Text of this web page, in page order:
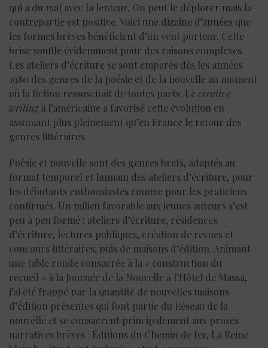
qui a du mal avec la lenteur. On peut le déplorer mais la
contrepartie est positive. Voici une dizaine d’années que
les formes brèves bénéficient d’un vent porteur. Cette
brise souffle évidemment pour des raisons complexes.
Les ateliers d’écriture se sont emparés dès les années
1980 des genres de la poésie et de la nouvelle au moment
où la fiction ressuscitait de toutes parts. Le creative
writingà l’américaine a favorisé cette évolution en
assumant plus pleinement qu’en France le retour des
genres littéraires.
Poésie et nouvelle sont des genres brefs, adaptés au
format temporel et humain des ateliers d’écriture, pour
les débutants enthousiastes comme pour les praticiens
confirmés. Un milieu favorable aux jeunes auteurs s’est
peu à peu formé : ateliers d’écriture, résidences
d’écriture, lectures publiques, création de revues et
concours littéraires, puis de maisons d’édition. Animant
une table ronde consacrée à la « construction du
recueil » à la Journée de la Nouvelle à l’Hôtel de Massa,
j’ai été frappé par la quantité de nouvelles maisons
d’édition présentes qui font partie du Réseau de la
nouvelle et se consacrent principalement aux proses
narratives brèves : Éditions du Chemin de fer, La Reine